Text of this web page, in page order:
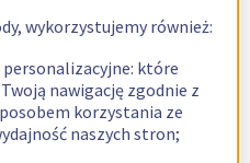
wykorzystujemy również:
które
nawigację zgodnie z
korzystania ze
naszych stron;